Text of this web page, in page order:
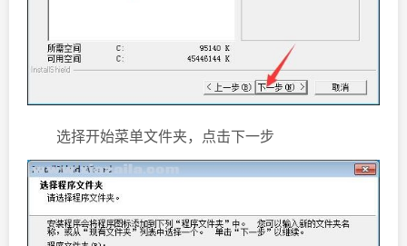
选择开始菜单文件夹，点击下一步